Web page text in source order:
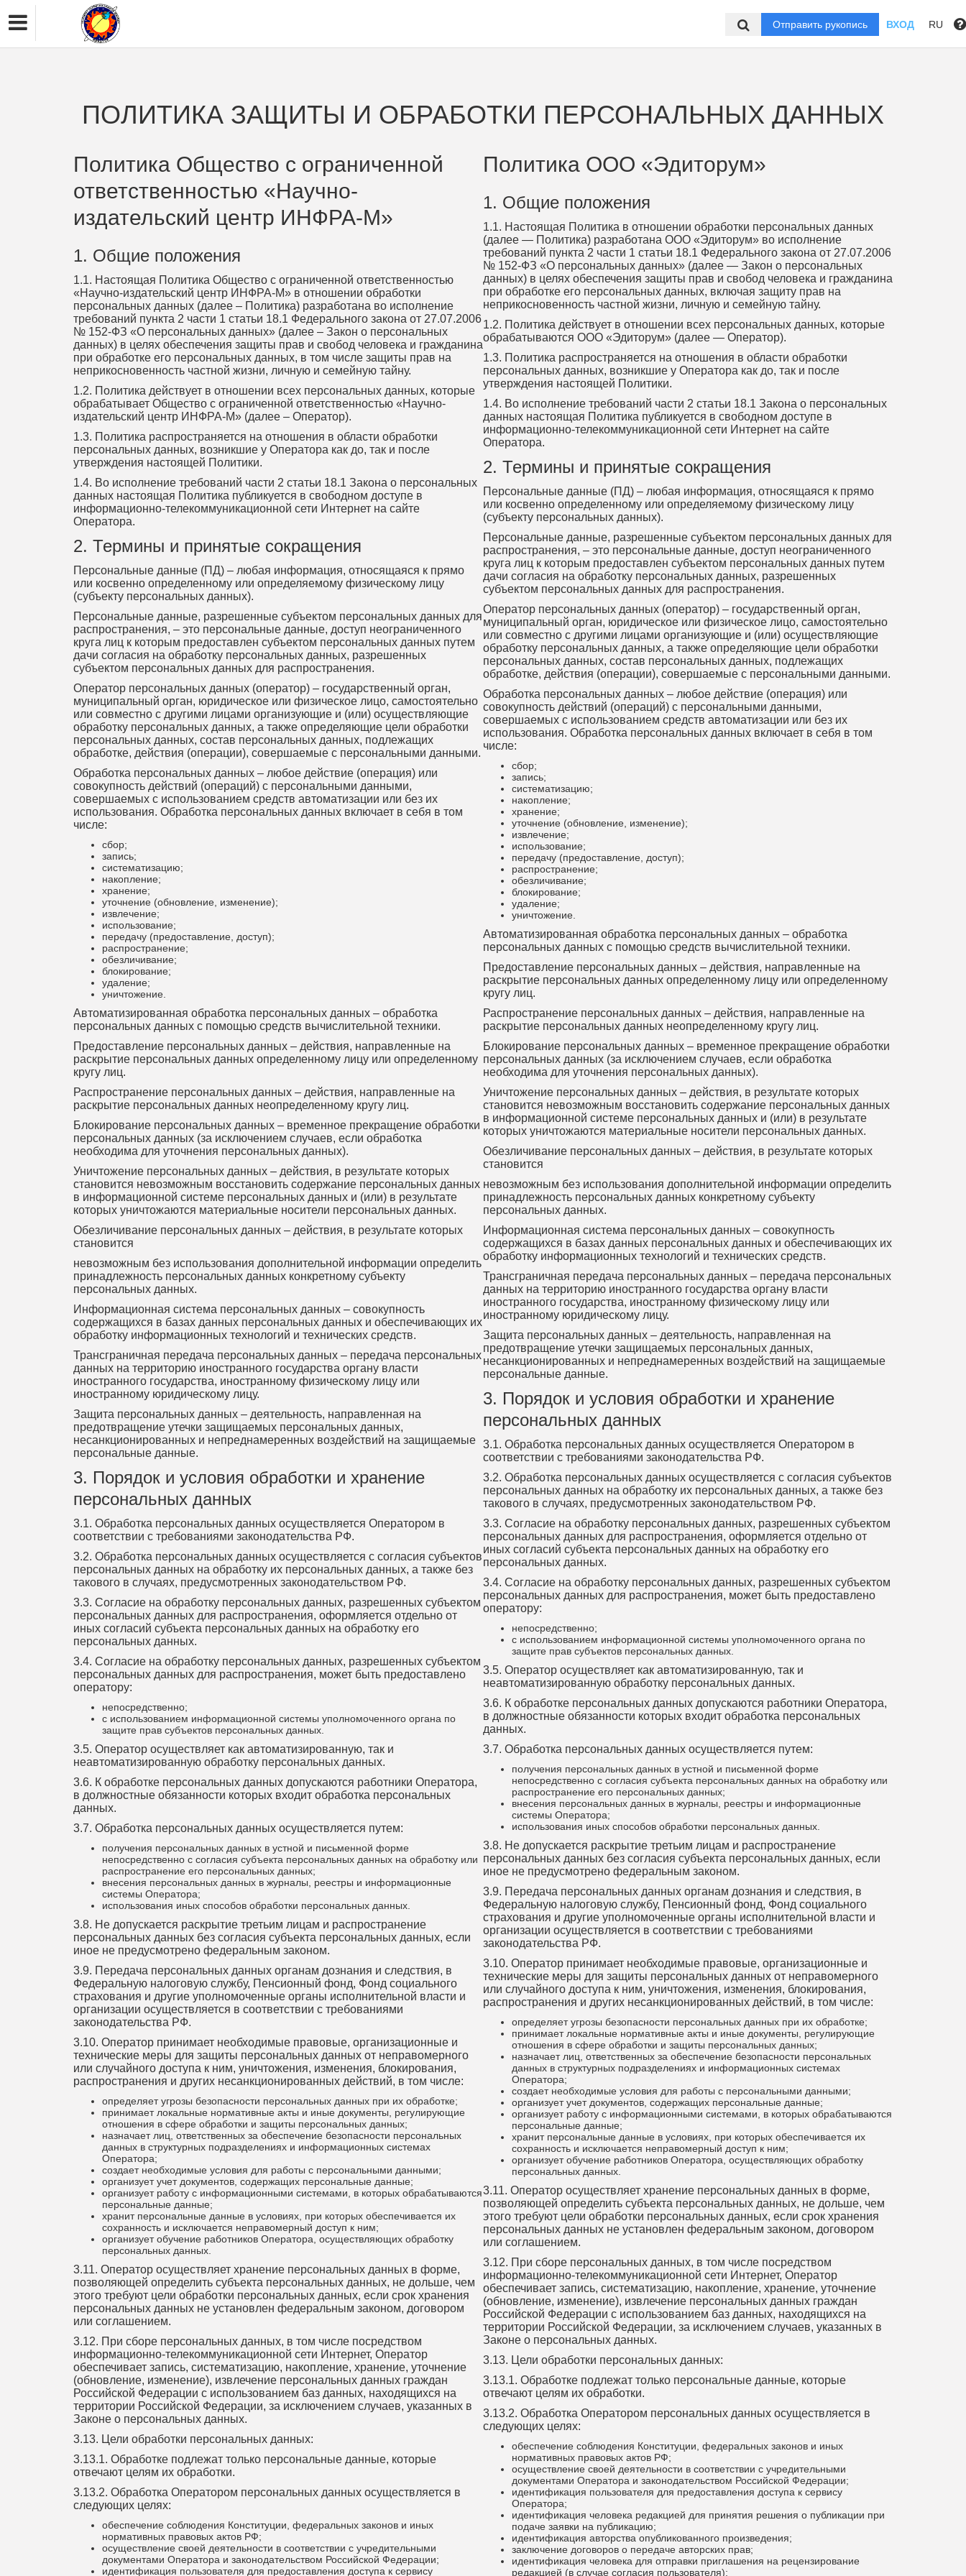
Отправить рукопись ВХОД RU
ПОЛИТИКА ЗАЩИТЫ И ОБРАБОТКИ ПЕРСОНАЛЬНЫХ ДАННЫХ
Политика Общество с ограниченной
ответственностью «Научно-
издательский центр ИНФРА-М»
1. Общие положения
1.1. Настоящая Политика Общество с ограниченной ответственностью
«Научно-издательский центр ИНФРА-М» в отношении обработки
персональных данных (далее – Политика) разработана во исполнение
требований пункта 2 части 1 статьи 18.1 Федерального закона от 27.07.2006
№ 152-ФЗ «О персональных данных» (далее – Закон о персональных
данных) в целях обеспечения защиты прав и свобод человека и гражданина
при обработке его персональных данных, в том числе защиты прав на
неприкосновенность частной жизни, личную и семейную тайну.
1.2. Политика действует в отношении всех персональных данных, которые
обрабатывает Общество с ограниченной ответственностью «Научно-
издательский центр ИНФРА-М» (далее – Оператор).
1.3. Политика распространяется на отношения в области обработки
персональных данных, возникшие у Оператора как до, так и после
утверждения настоящей Политики.
1.4. Во исполнение требований части 2 статьи 18.1 Закона о персональных
данных настоящая Политика публикуется в свободном доступе в
информационно-телекоммуникационной сети Интернет на сайте
Оператора.
2. Термины и принятые сокращения
Персональные данные (ПД) – любая информация, относящаяся к прямо
или косвенно определенному или определяемому физическому лицу
(субъекту персональных данных).
Персональные данные, разрешенные субъектом персональных данных для
распространения, – это персональные данные, доступ неограниченного
круга лиц к которым предоставлен субъектом персональных данных путем
дачи согласия на обработку персональных данных, разрешенных
субъектом персональных данных для распространения.
Оператор персональных данных (оператор) – государственный орган,
муниципальный орган, юридическое или физическое лицо, самостоятельно
или совместно с другими лицами организующие и (или) осуществляющие
обработку персональных данных, а также определяющие цели обработки
персональных данных, состав персональных данных, подлежащих
обработке, действия (операции), совершаемые с персональными данными.
Обработка персональных данных – любое действие (операция) или
совокупность действий (операций) с персональными данными,
совершаемых с использованием средств автоматизации или без их
использования. Обработка персональных данных включает в себя в том
числе:
сбор;
запись;
систематизацию;
накопление;
хранение;
уточнение (обновление, изменение);
извлечение;
использование;
передачу (предоставление, доступ);
распространение;
обезличивание;
блокирование;
удаление;
уничтожение.
Автоматизированная обработка персональных данных – обработка
персональных данных с помощью средств вычислительной техники.
Предоставление персональных данных – действия, направленные на
раскрытие персональных данных определенному лицу или определенному
кругу лиц.
Распространение персональных данных – действия, направленные на
раскрытие персональных данных неопределенному кругу лиц.
Блокирование персональных данных – временное прекращение обработки
персональных данных (за исключением случаев, если обработка
необходима для уточнения персональных данных).
Уничтожение персональных данных – действия, в результате которых
становится невозможным восстановить содержание персональных данных
в информационной системе персональных данных и (или) в результате
которых уничтожаются материальные носители персональных данных.
Обезличивание персональных данных – действия, в результате которых
становится
невозможным без использования дополнительной информации определить
принадлежность персональных данных конкретному субъекту
персональных данных.
Информационная система персональных данных – совокупность
содержащихся в базах данных персональных данных и обеспечивающих их
обработку информационных технологий и технических средств.
Трансграничная передача персональных данных – передача персональных
данных на территорию иностранного государства органу власти
иностранного государства, иностранному физическому лицу или
иностранному юридическому лицу.
Защита персональных данных – деятельность, направленная на
предотвращение утечки защищаемых персональных данных,
несанкционированных и непреднамеренных воздействий на защищаемые
персональные данные.
3. Порядок и условия обработки и хранение
персональных данных
3.1. Обработка персональных данных осуществляется Оператором в
соответствии с требованиями законодательства РФ.
3.2. Обработка персональных данных осуществляется с согласия субъектов
персональных данных на обработку их персональных данных, а также без
такового в случаях, предусмотренных законодательством РФ.
3.3. Согласие на обработку персональных данных, разрешенных субъектом
персональных данных для распространения, оформляется отдельно от
иных согласий субъекта персональных данных на обработку его
персональных данных.
3.4. Согласие на обработку персональных данных, разрешенных субъектом
персональных данных для распространения, может быть предоставлено
оператору:
непосредственно;
с использованием информационной системы уполномоченного органа по
защите прав субъектов персональных данных.
3.5. Оператор осуществляет как автоматизированную, так и
неавтоматизированную обработку персональных данных.
3.6. К обработке персональных данных допускаются работники Оператора,
в должностные обязанности которых входит обработка персональных
данных.
3.7. Обработка персональных данных осуществляется путем:
получения персональных данных в устной и письменной форме
непосредственно с согласия субъекта персональных данных на обработку или
распространение его персональных данных;
внесения персональных данных в журналы, реестры и информационные
системы Оператора;
использования иных способов обработки персональных данных.
3.8. Не допускается раскрытие третьим лицам и распространение
персональных данных без согласия субъекта персональных данных, если
иное не предусмотрено федеральным законом.
3.9. Передача персональных данных органам дознания и следствия, в
Федеральную налоговую службу, Пенсионный фонд, Фонд социального
страхования и другие уполномоченные органы исполнительной власти и
организации осуществляется в соответствии с требованиями
законодательства РФ.
3.10. Оператор принимает необходимые правовые, организационные и
технические меры для защиты персональных данных от неправомерного
или случайного доступа к ним, уничтожения, изменения, блокирования,
распространения и других несанкционированных действий, в том числе:
определяет угрозы безопасности персональных данных при их обработке;
принимает локальные нормативные акты и иные документы, регулирующие
отношения в сфере обработки и защиты персональных данных;
назначает лиц, ответственных за обеспечение безопасности персональных
данных в структурных подразделениях и информационных системах
Оператора;
создает необходимые условия для работы с персональными данными;
организует учет документов, содержащих персональные данные;
организует работу с информационными системами, в которых обрабатываются
персональные данные;
хранит персональные данные в условиях, при которых обеспечивается их
сохранность и исключается неправомерный доступ к ним;
организует обучение работников Оператора, осуществляющих обработку
персональных данных.
3.11. Оператор осуществляет хранение персональных данных в форме,
позволяющей определить субъекта персональных данных, не дольше, чем
этого требуют цели обработки персональных данных, если срок хранения
персональных данных не установлен федеральным законом, договором
или соглашением.
3.12. При сборе персональных данных, в том числе посредством
информационно-телекоммуникационной сети Интернет, Оператор
обеспечивает запись, систематизацию, накопление, хранение, уточнение
(обновление, изменение), извлечение персональных данных граждан
Российской Федерации с использованием баз данных, находящихся на
территории Российской Федерации, за исключением случаев, указанных в
Законе о персональных данных.
3.13. Цели обработки персональных данных:
3.13.1. Обработке подлежат только персональные данные, которые
отвечают целям их обработки.
3.13.2. Обработка Оператором персональных данных осуществляется в
следующих целях:
обеспечение соблюдения Конституции, федеральных законов и иных
нормативных правовых актов РФ;
осуществление своей деятельности в соответствии с учредительными
документами Оператора и законодательством Российской Федерации;
идентификация пользователя для предоставления доступа к сервису
Политика ООО «Эдиторум»
1. Общие положения
1.1. Настоящая Политика в отношении обработки персональных данных
(далее — Политика) разработана ООО «Эдиторум» во исполнение
требований пункта 2 части 1 статьи 18.1 Федерального закона от 27.07.2006
№ 152-ФЗ «О персональных данных» (далее — Закон о персональных
данных) в целях обеспечения защиты прав и свобод человека и гражданина
при обработке его персональных данных, включая защиту прав на
неприкосновенность частной жизни, личную и семейную тайну.
1.2. Политика действует в отношении всех персональных данных, которые
обрабатываются ООО «Эдиторум» (далее — Оператор).
1.3. Политика распространяется на отношения в области обработки
персональных данных, возникшие у Оператора как до, так и после
утверждения настоящей Политики.
1.4. Во исполнение требований части 2 статьи 18.1 Закона о персональных
данных настоящая Политика публикуется в свободном доступе в
информационно-телекоммуникационной сети Интернет на сайте
Оператора.
2. Термины и принятые сокращения
Персональные данные (ПД) – любая информация, относящаяся к прямо
или косвенно определенному или определяемому физическому лицу
(субъекту персональных данных).
Персональные данные, разрешенные субъектом персональных данных для
распространения, – это персональные данные, доступ неограниченного
круга лиц к которым предоставлен субъектом персональных данных путем
дачи согласия на обработку персональных данных, разрешенных
субъектом персональных данных для распространения.
Оператор персональных данных (оператор) – государственный орган,
муниципальный орган, юридическое или физическое лицо, самостоятельно
или совместно с другими лицами организующие и (или) осуществляющие
обработку персональных данных, а также определяющие цели обработки
персональных данных, состав персональных данных, подлежащих
обработке, действия (операции), совершаемые с персональными данными.
Обработка персональных данных – любое действие (операция) или
совокупность действий (операций) с персональными данными,
совершаемых с использованием средств автоматизации или без их
использования. Обработка персональных данных включает в себя в том
числе:
сбор;
запись;
систематизацию;
накопление;
хранение;
уточнение (обновление, изменение);
извлечение;
использование;
передачу (предоставление, доступ);
распространение;
обезличивание;
блокирование;
удаление;
уничтожение.
Автоматизированная обработка персональных данных – обработка
персональных данных с помощью средств вычислительной техники.
Предоставление персональных данных – действия, направленные на
раскрытие персональных данных определенному лицу или определенному
кругу лиц.
Распространение персональных данных – действия, направленные на
раскрытие персональных данных неопределенному кругу лиц.
Блокирование персональных данных – временное прекращение обработки
персональных данных (за исключением случаев, если обработка
необходима для уточнения персональных данных).
Уничтожение персональных данных – действия, в результате которых
становится невозможным восстановить содержание персональных данных
в информационной системе персональных данных и (или) в результате
которых уничтожаются материальные носители персональных данных.
Обезличивание персональных данных – действия, в результате которых
становится
невозможным без использования дополнительной информации определить
принадлежность персональных данных конкретному субъекту
персональных данных.
Информационная система персональных данных – совокупность
содержащихся в базах данных персональных данных и обеспечивающих их
обработку информационных технологий и технических средств.
Трансграничная передача персональных данных – передача персональных
данных на территорию иностранного государства органу власти
иностранного государства, иностранному физическому лицу или
иностранному юридическому лицу.
Защита персональных данных – деятельность, направленная на
предотвращение утечки защищаемых персональных данных,
несанкционированных и непреднамеренных воздействий на защищаемые
персональные данные.
3. Порядок и условия обработки и хранение
персональных данных
3.1. Обработка персональных данных осуществляется Оператором в
соответствии с требованиями законодательства РФ.
3.2. Обработка персональных данных осуществляется с согласия субъектов
персональных данных на обработку их персональных данных, а также без
такового в случаях, предусмотренных законодательством РФ.
3.3. Согласие на обработку персональных данных, разрешенных субъектом
персональных данных для распространения, оформляется отдельно от
иных согласий субъекта персональных данных на обработку его
персональных данных.
3.4. Согласие на обработку персональных данных, разрешенных субъектом
персональных данных для распространения, может быть предоставлено
оператору:
непосредственно;
с использованием информационной системы уполномоченного органа по
защите прав субъектов персональных данных.
3.5. Оператор осуществляет как автоматизированную, так и
неавтоматизированную обработку персональных данных.
3.6. К обработке персональных данных допускаются работники Оператора,
в должностные обязанности которых входит обработка персональных
данных.
3.7. Обработка персональных данных осуществляется путем:
получения персональных данных в устной и письменной форме
непосредственно с согласия субъекта персональных данных на обработку или
распространение его персональных данных;
внесения персональных данных в журналы, реестры и информационные
системы Оператора;
использования иных способов обработки персональных данных.
3.8. Не допускается раскрытие третьим лицам и распространение
персональных данных без согласия субъекта персональных данных, если
иное не предусмотрено федеральным законом.
3.9. Передача персональных данных органам дознания и следствия, в
Федеральную налоговую службу, Пенсионный фонд, Фонд социального
страхования и другие уполномоченные органы исполнительной власти и
организации осуществляется в соответствии с требованиями
законодательства РФ.
3.10. Оператор принимает необходимые правовые, организационные и
технические меры для защиты персональных данных от неправомерного
или случайного доступа к ним, уничтожения, изменения, блокирования,
распространения и других несанкционированных действий, в том числе:
определяет угрозы безопасности персональных данных при их обработке;
принимает локальные нормативные акты и иные документы, регулирующие
отношения в сфере обработки и защиты персональных данных;
назначает лиц, ответственных за обеспечение безопасности персональных
данных в структурных подразделениях и информационных системах
Оператора;
создает необходимые условия для работы с персональными данными;
организует учет документов, содержащих персональные данные;
организует работу с информационными системами, в которых обрабатываются
персональные данные;
хранит персональные данные в условиях, при которых обеспечивается их
сохранность и исключается неправомерный доступ к ним;
организует обучение работников Оператора, осуществляющих обработку
персональных данных.
3.11. Оператор осуществляет хранение персональных данных в форме,
позволяющей определить субъекта персональных данных, не дольше, чем
этого требуют цели обработки персональных данных, если срок хранения
персональных данных не установлен федеральным законом, договором
или соглашением.
3.12. При сборе персональных данных, в том числе посредством
информационно-телекоммуникационной сети Интернет, Оператор
обеспечивает запись, систематизацию, накопление, хранение, уточнение
(обновление, изменение), извлечение персональных данных граждан
Российской Федерации с использованием баз данных, находящихся на
территории Российской Федерации, за исключением случаев, указанных в
Законе о персональных данных.
3.13. Цели обработки персональных данных:
3.13.1. Обработке подлежат только персональные данные, которые
отвечают целям их обработки.
3.13.2. Обработка Оператором персональных данных осуществляется в
следующих целях:
обеспечение соблюдения Конституции, федеральных законов и иных
нормативных правовых актов РФ;
осуществление своей деятельности в соответствии с учредительными
документами Оператора и законодательством Российской Федерации;
идентификация пользователя для предоставления доступа к сервису
Оператора;
идентификация человека редакцией для принятия решения о публикации при
подаче заявки на публикацию;
идентификация авторства опубликованного произведения;
заключение договоров о передаче авторских прав;
идентификация человека для отправки приглашения на рецензирование
редакцией (в случае согласия пользователя);